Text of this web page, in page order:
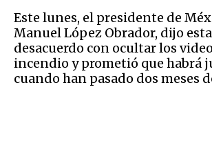
Este lunes, el presidente de
Manuel López Obrador, dijo
desacuerdo con ocultar los
incendio y prometió que habrá
cuando han pasado dos meses